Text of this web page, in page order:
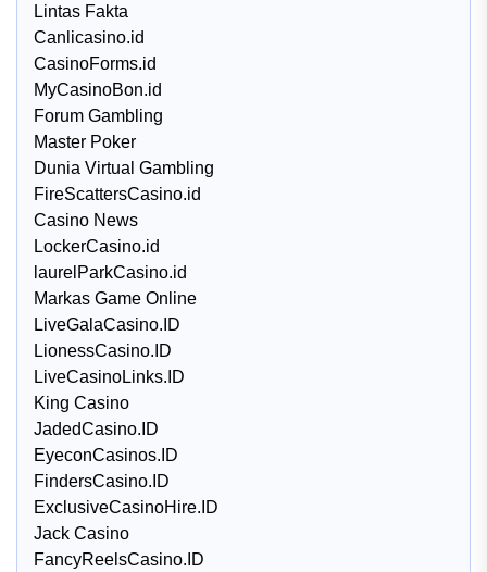
Lintas Fakta
Canlicasino.id
CasinoForms.id
MyCasinoBon.id
Forum Gambling
Master Poker
Dunia Virtual Gambling
FireScattersCasino.id
Casino News
LockerCasino.id
laurelParkCasino.id
Markas Game Online
LiveGalaCasino.ID
LionessCasino.ID
LiveCasinoLinks.ID
King Casino
JadedCasino.ID
EyeconCasinos.ID
FindersCasino.ID
ExclusiveCasinoHire.ID
Jack Casino
FancyReelsCasino.ID